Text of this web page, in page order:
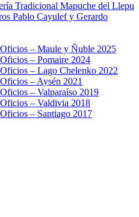
Tradicional Mapuche del Llepu
Pablo Cayulef y Gerardo
Oficios – Maule y Ñuble 2025
– Pomaire 2024
Oficios – Lago Chelenko 2022
– Aysén 2021
– Valparaíso 2019
Oficios – Valdivia 2018
Oficios – Santiago 2017